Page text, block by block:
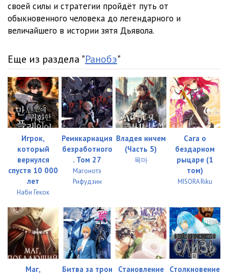
своей силы и стратегии пройдёт путь от
обыкновенного человека до легендарного и
величайшего в истории зятя Дьявола.
Еще из раздела "Ранобэ"
Игрок,
который
вернулся
спустя 10 000
лет
Наби Гекок
Реинкарнация
безработного
. Том 27
Магонотэ
Рифудзин
Владея ничем
(Часть 5)
목마
Сага о
бездарном
рыцаре (1
том)
MISORA Riku
Маг, Битва за трон Становление Столкновение